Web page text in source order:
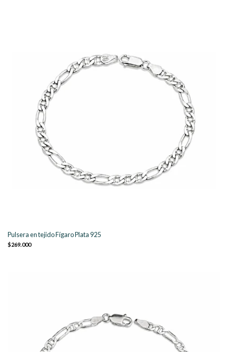
Pulsera en tejido Fígaro Plata 925
$269.000